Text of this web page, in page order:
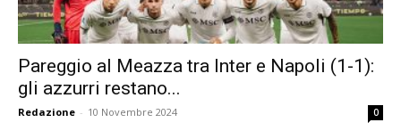
Pareggio al Meazza tra Inter e Napoli (1-1):
gli azzurri restano...
Redazione - 10 Novembre 2024 0